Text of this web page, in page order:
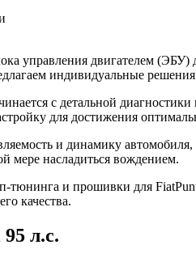
управления двигателем
индивидуальные
с детальной
для достижения
и динамику
мере насладиться вождением.
и прошивки для
качества.
л.с.